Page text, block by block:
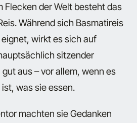
Flecken der Welt besteht das
Während sich Basmatireis
wirkt es sich auf
sitzender
aus – vor allem, wenn es
was sie essen.
machten sie Gedanken